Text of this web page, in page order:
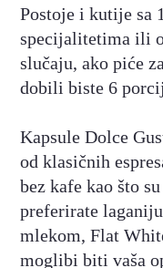
Postoje i kutije sa
specijalitetima ili
slučaju, ako piće
dobili biste 6
Kapsule Dolce
od klasičnih
bez kafe kao što
preferirate
mlekom, Flat
moglibi biti vaša